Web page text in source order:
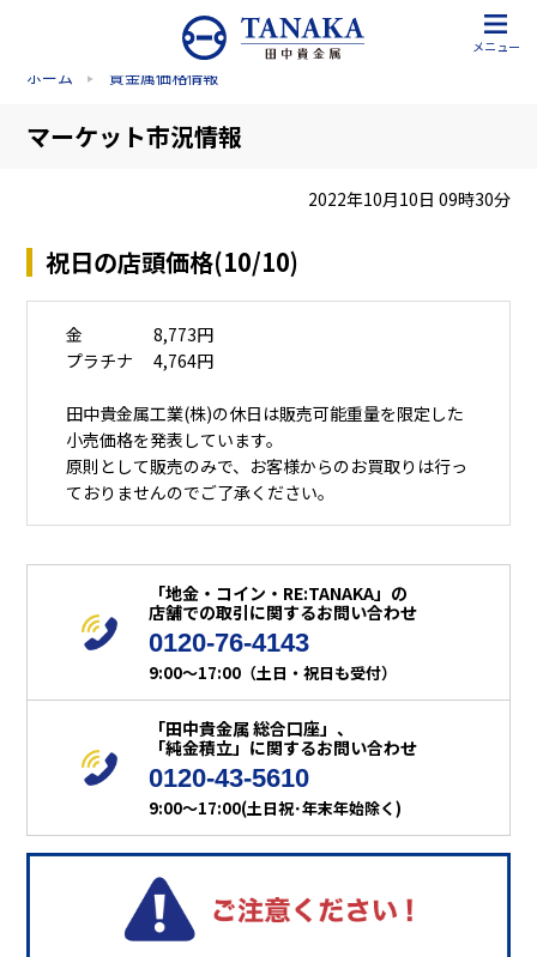
メニュー
ホーム 貴金属価格情報
マーケット市況情報
2022年10月10日 09時30分
祝日の店頭価格(10/10)
金 8,773円
プラチナ 4,764円
田中貴金属工業(株)の休日は販売可能重量を限定した
小売価格を発表しています。
原則として販売のみで、お客様からのお買取りは行っ
ておりませんのでご了承ください。
「地金・コイン・RE:TANAKA」の
店舗での取引に関するお問い合わせ
0120-76-4143
9:00～17:00（土日・祝日も受付）
「田中貴金属 総合口座」、
「純金積立」に関するお問い合わせ
0120-43-5610
9:00～17:00(土日祝･年末年始除く)